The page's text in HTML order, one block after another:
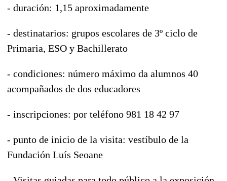
- duración: 1,15 aproximadamente
- destinatarios: grupos escolares de 3º ciclo de
Primaria, ESO y Bachillerato
- condiciones: número máximo da alumnos 40
acompañados de dos educadores
- inscripciones: por teléfono 981 18 42 97
- punto de inicio de la visita: vestíbulo de la
Fundación Luís Seoane